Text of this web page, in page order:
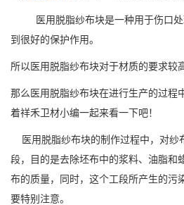
医用脱脂纱布块是一种用于伤口处
到很好的保护作用。
所以医用脱脂纱布块对于材质的要求较
那么医用脱脂纱布块在进行生产的过程
着祥禾卫材小编一起来看一下吧！
医用脱脂纱布块的制作过程中，对纱
段，目的是去除坯布中的浆料、油脂和
布的质量，同时，这个工段所产生的污
要特别注意。